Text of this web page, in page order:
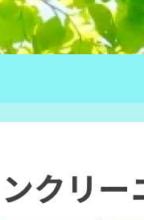
クリー